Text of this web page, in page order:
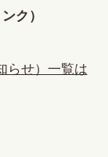
ク）
らせ）一覧は